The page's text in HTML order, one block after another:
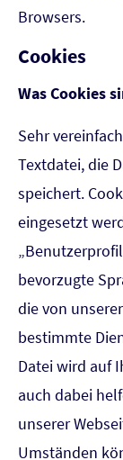
Browsers.
Cookies
Was Cookies
Sehr
Textdatei, die
speichert.
eingesetzt
bevorzugte
die von
bestimmte
Datei wird auf
auch dabei
unserer
Umständen